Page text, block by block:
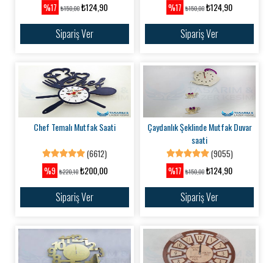
%17 ₺150,00 ₺124,90
Sipariş Ver
%17 ₺150,00 ₺124,90
Sipariş Ver
Chef Temalı Mutfak Saati
(6612)
%9 ₺220,10₺200,00
Sipariş Ver
Çaydanlık Şeklinde Mutfak Duvar
saati
(9055)
%17 ₺150,00 ₺124,90
Sipariş Ver